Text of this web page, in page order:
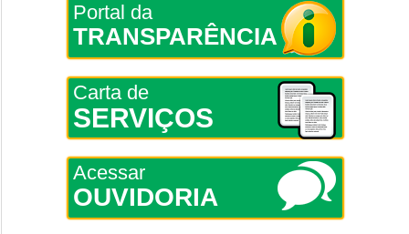
Portal da
TRANSPARÊNCIA
Carta de
SERVIÇOS
Acessar
OUVIDORIA